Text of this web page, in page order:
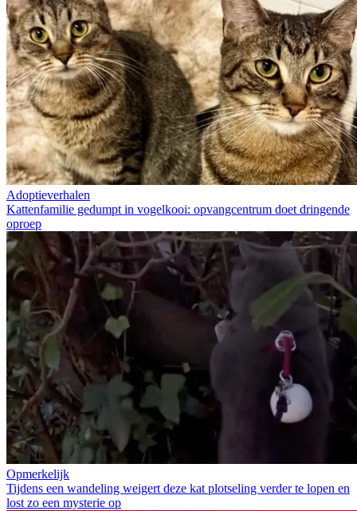
Adoptieverhalen
Kattenfamilie gedumpt in vogelkooi: opvangcentrum doet dringende
oproep
Opmerkelijk
Tijdens een wandeling weigert deze kat plotseling verder te lopen en
lost zo een mysterie op